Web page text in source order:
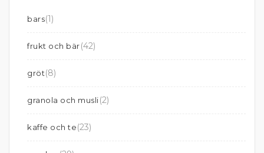
bars(1)
frukt och bär(42)
gröt(8)
granola och musli(2)
kaffe och te(23)